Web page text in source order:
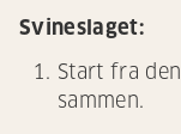
Svineslaget:
Start fra
sammen.